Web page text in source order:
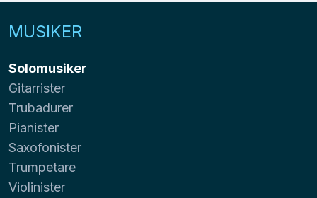
MUSIKER
Solomusiker
Gitarrister
Trubadurer
Pianister
Saxofonister
Trumpetare
Violinister